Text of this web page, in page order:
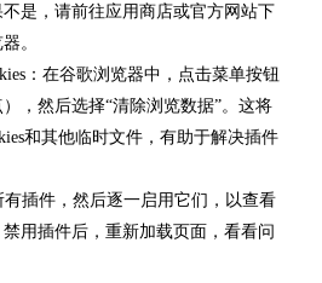
是，请前往应用商店或官方网站下
。
：在谷歌浏览器中，点击菜单按钮
），然后选择“清除浏览数据”。这将
和其他临时文件，有助于解决插件
插件，然后逐一启用它们，以查看
用插件后，重新加载页面，看看问